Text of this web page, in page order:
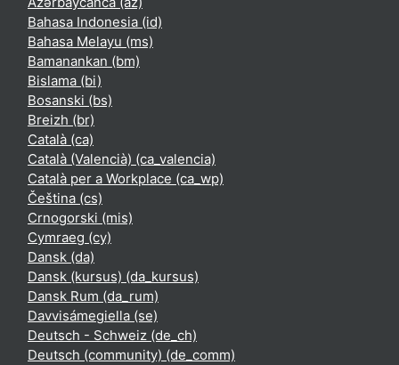
Bahasa Indonesia ‎(id)‎
Bahasa Melayu ‎(ms)‎
Bamanankan ‎(bm)‎
Bislama ‎(bi)‎
Bosanski ‎(bs)‎
Breizh ‎(br)‎
Català ‎(ca)‎
Català (Valencià) ‎(ca_valencia)‎
Català per a Workplace ‎(ca_wp)‎
Čeština ‎(cs)‎
Crnogorski ‎(mis)‎
Cymraeg ‎(cy)‎
Dansk ‎(da)‎
Dansk (kursus) ‎(da_kursus)‎
Dansk Rum ‎(da_rum)‎
Davvisámegiella ‎(se)‎
Deutsch - Schweiz ‎(de_ch)‎
Deutsch (community) ‎(de_comm)‎